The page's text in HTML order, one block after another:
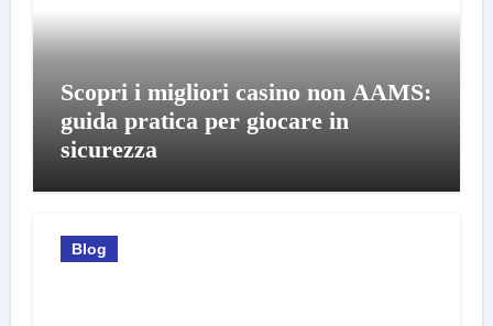
Scopri i migliori casino non AAMS:
guida pratica per giocare in
sicurezza
Blog